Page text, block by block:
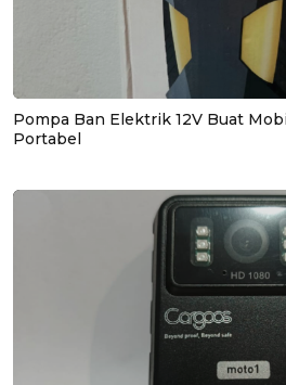
Pompa Ban Elektrik 12V Buat
Portabel